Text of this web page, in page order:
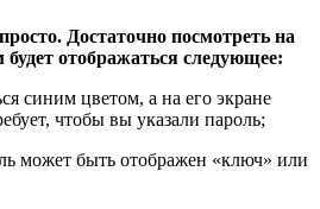
Достаточно посмотреть на
отображаться следующее:
синим цветом, а на его экране
чтобы вы указали пароль;
может быть отображен «ключ» или